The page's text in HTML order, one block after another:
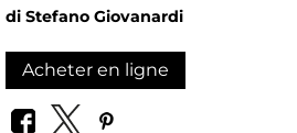
di Stefano Giovanardi
Acheter en ligne